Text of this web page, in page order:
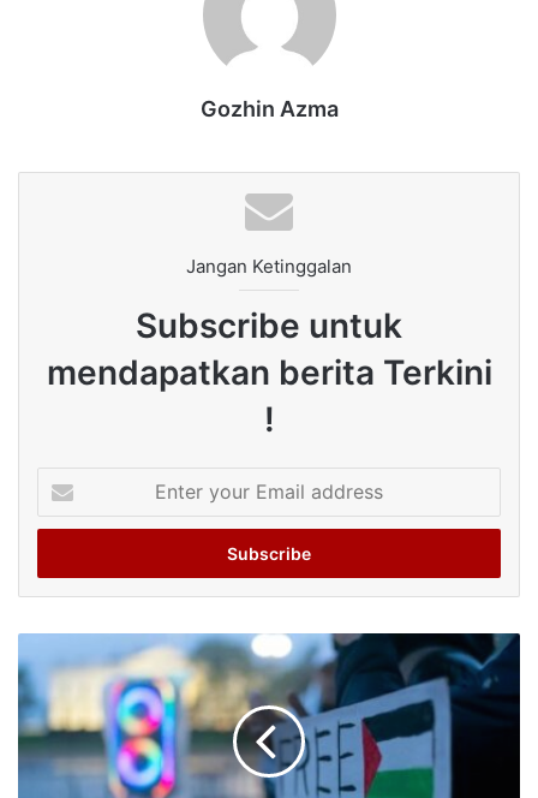
Gozhin Azma
Jangan Ketinggalan
Subscribe untuk
mendapatkan berita Terkini
!
your
Email